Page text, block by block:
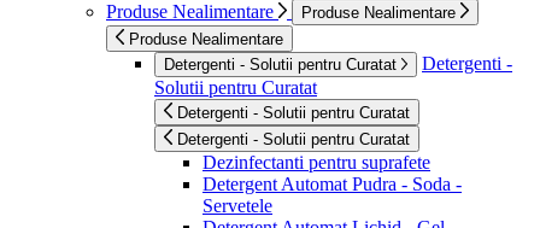
Produse Nealimentare
Produse Nealimentare
Produse Nealimentare
Detergenti - Solutii pentru Curatat
Detergenti -
Solutii pentru Curatat
Detergenti - Solutii pentru Curatat
Detergenti - Solutii pentru Curatat
Dezinfectanti pentru suprafete
Detergent Automat Pudra - Soda -
Servetele